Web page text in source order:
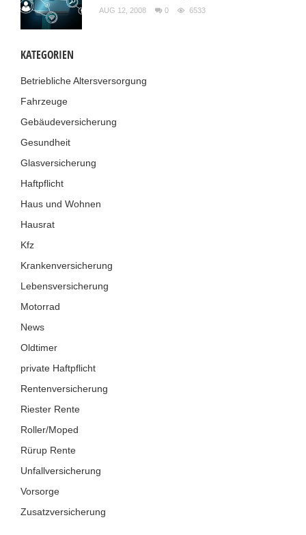
AUG 12, 2008 0 6533
KATEGORIEN
Betriebliche Altersversorgung
Fahrzeuge
Gebäudeversicherung
Gesundheit
Glasversicherung
Haftpflicht
Haus und Wohnen
Hausrat
Kfz
Krankenversicherung
Lebensversicherung
Motorrad
News
Oldtimer
private Haftpflicht
Rentenversicherung
Riester Rente
Roller/Moped
Rürup Rente
Unfallversicherung
Vorsorge
Zusatzversicherung